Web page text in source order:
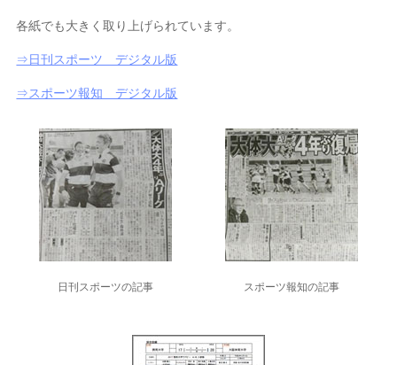
各紙でも大きく取り上げられています。
⇒日刊スポーツ デジタル版
⇒スポーツ報知 デジタル版
日刊スポーツの記事 スポーツ報知の記事